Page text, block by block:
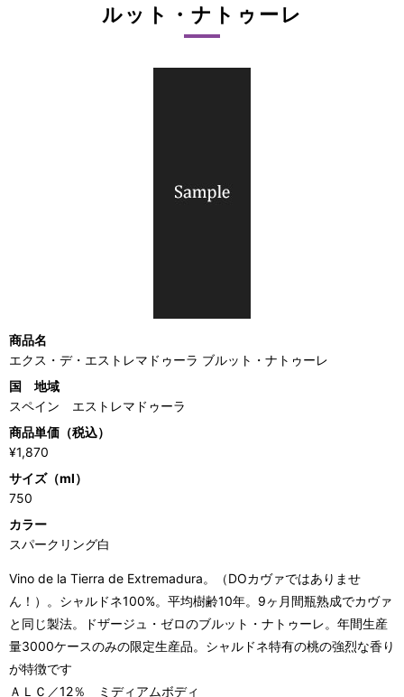
ルット・ナトゥーレ
商品名
エクス・デ・エストレマドゥーラ ブルット・ナトゥーレ
国 地域
スペイン エストレマドゥーラ
商品単価（税込）
¥1,870
サイズ（ml）
750
カラー
スパークリング白
Vino de la Tierra de Extremadura。（DOカヴァではありませ
ん！）。シャルドネ100%。平均樹齢10年。9ヶ月間瓶熟成でカヴァ
と同じ製法。ドザージュ・ゼロのブルット・ナトゥーレ。年間生産
量3000ケースのみの限定生産品。シャルドネ特有の桃の強烈な香り
が特徴です
ＡＬＣ／12％ ミディアムボディ